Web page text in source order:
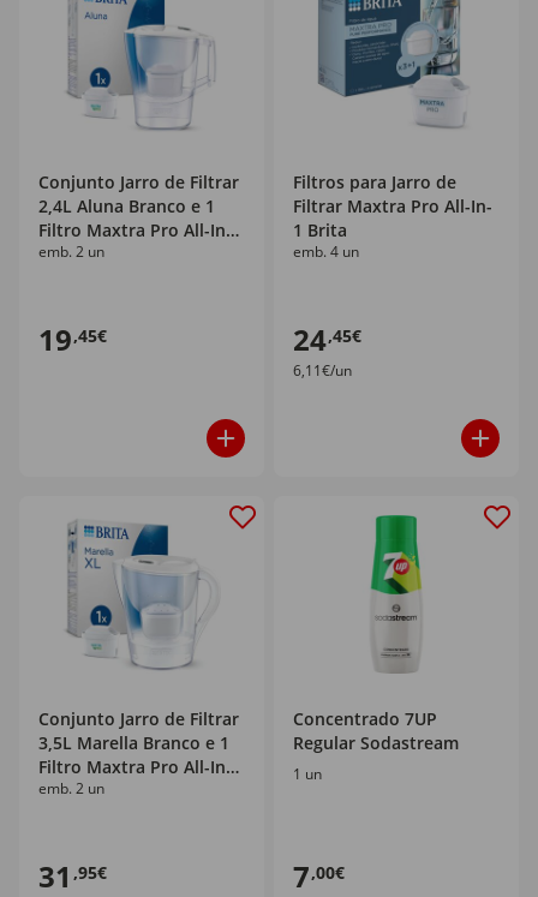
Conjunto Jarro de Filtrar
2,4L Aluna Branco e 1
Filtro Maxtra Pro All-In-1
Brita
emb. 2 un
19,45€
Filtros para Jarro de
Filtrar Maxtra Pro All-In-
1 Brita
emb. 4 un
24,45€
6,11€/un
Conjunto Jarro de Filtrar
3,5L Marella Branco e 1
Filtro Maxtra Pro All-In-1
Brita
emb. 2 un
31 ,95€
Concentrado 7UP
Regular Sodastream
1 un
7,00€